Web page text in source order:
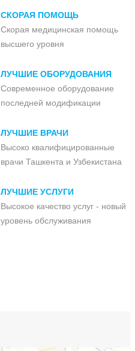
СКОРАЯ ПОМОЩЬ
Скорая медицинская помощь
высшего уровня
ЛУЧШИЕ ОБОРУДОВАНИЯ
Современное оборудование
последней модификации
ЛУЧШИЕ ВРАЧИ
Высоко квалифицированные
врачи Ташкента и Узбекистана
ЛУЧШИЕ УСЛУГИ
Высокое качество услуг - новый
уровень обслуживания